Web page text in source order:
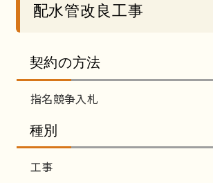
配水管改良工事
契約の方法
指名競争入札
種別
工事